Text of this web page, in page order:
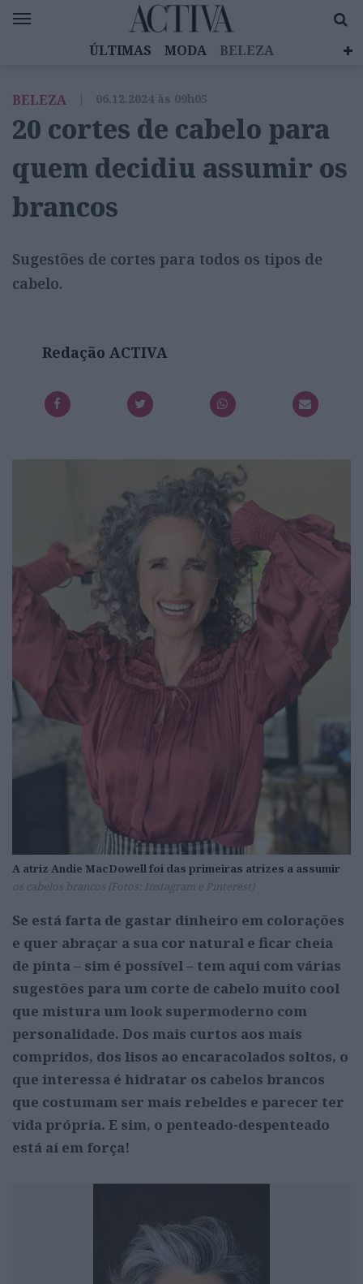
ÚLTIMAS MODA
BELEZA
EMOÇÕES
MULHERES INSPIRADORAS
DIZ QUEM SABE
ACTIVA BRAND STUDIO
BELEZA | 06.12.2024 às 09h05
20 cortes de cabelo para
quem decidiu assumir os
brancos
Sugestões de cortes para todos os tipos de
cabelo.
Redação ACTIVA
A atriz Andie MacDowell foi das primeiras atrizes a assumir
os cabelos brancos (Fotos: Instagram e Pinterest)
Se está farta de gastar dinheiro em colorações
e quer abraçar a sua cor natural e ficar cheia
de pinta – sim é possível – tem aqui com várias
sugestões para um corte de cabelo muito cool
que mistura um look supermoderno com
personalidade. Dos mais curtos aos mais
compridos, dos lisos ao encaracolados soltos, o
que interessa é hidratar os cabelos brancos
que costumam ser mais rebeldes e parecer ter
vida própria. E sim, o penteado-despenteado
está aí em força!